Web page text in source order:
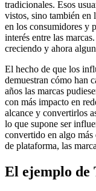
tradicionales. Esos
vistos, sino también en
en los consumidores y
interés entre las
creciendo y ahora
El hecho de que los
demuestran cómo han
años las marcas
con más impacto en
alcance y convertirlos
lo que supone ser
convertido en algo
de plataforma, las
El ejemplo de